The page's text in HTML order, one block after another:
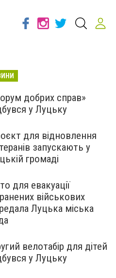
добрих справ»
у Луцьку
для відновлення
запускають у
громаді
для евакуації
військових
Луцька міська
велотабір для дітей
у Луцьку